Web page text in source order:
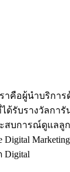
คือผู้นำบริการด้
ได้รับรางวัลกา
สบการณ์ดูแลลู
Digital